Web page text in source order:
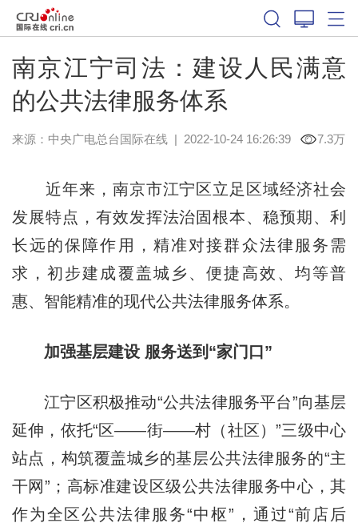
南京江宁司法：建设人民满意
的公共法律服务体系
来源：中央广电总台国际在线| 2022-10-24 16:26:39 7.3万
近年来，南京市江宁区立足区域经济社会
发展特点，有效发挥法治固根本、稳预期、利
长远的保障作用，精准对接群众法律服务需
求，初步建成覆盖城乡、便捷高效、均等普
惠、智能精准的现代公共法律服务体系。
加强基层建设 服务送到“家门口”
江宁区积极推动“公共法律服务平台”向基层
延伸，依托“区——街——村（社区）”三级中心
站点，构筑覆盖城乡的基层公共法律服务的“主
干网”；高标准建设区级公共法律服务中心，其
作为全区公共法律服务“中枢”，通过“前店后